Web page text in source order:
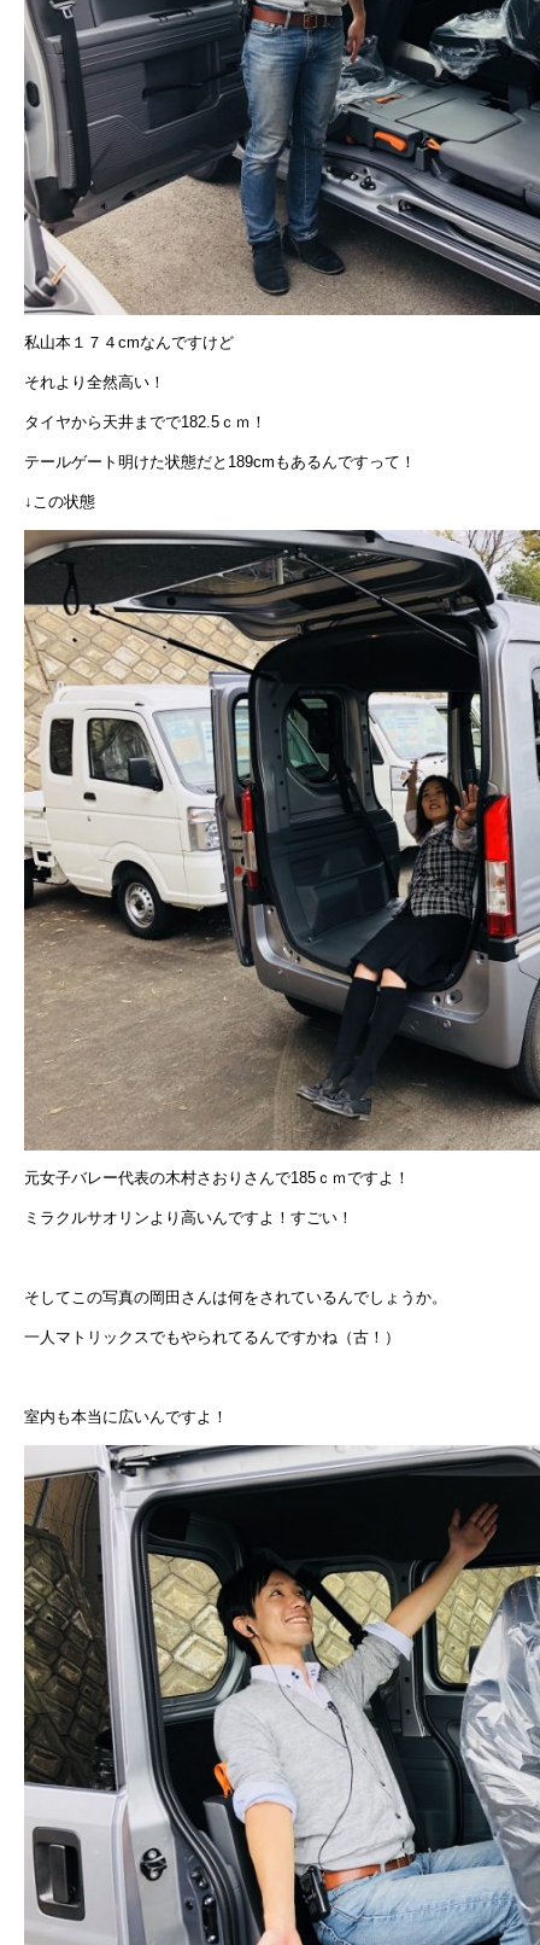
私山本１７４cmなんですけど
それより全然高い！
タイヤから天井までで182.5ｃｍ！
テールゲート明けた状態だと189cmもあるんですって！
↓この状態
元女子バレー代表の木村さおりさんで185ｃｍですよ！
ミラクルサオリンより高いんですよ！すごい！
そしてこの写真の岡田さんは何をされているんでしょうか。
一人マトリックスでもやられてるんですかね（古！）
室内も本当に広いんですよ！